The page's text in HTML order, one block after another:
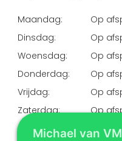
Maandag:
Op
Dinsdag:
Op
Woensdag:
Op
Donderdag:
Op
Vrijdag:
Op
Zaterdag:
Op
Zondag:
Michael van